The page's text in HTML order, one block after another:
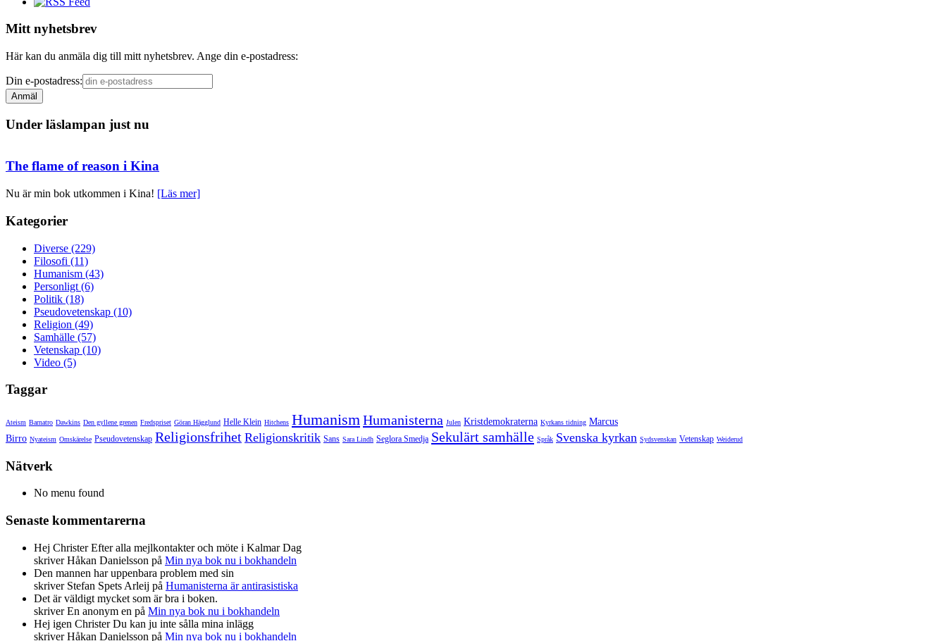
Mitt nyhetsbrev
Här kan du anmäla dig till mitt nyhetsbrev. Ange din e-postadress:
Din e-postadress:
Under läslampan just nu
The flame of reason i Kina
Nu är min bok utkommen i Kina! [Läs mer]
Kategorier
Diverse (229)
Filosofi (11)
Humanism (43)
Personligt (6)
Politik (18)
Pseudovetenskap (10)
Religion (49)
Samhälle (57)
Vetenskap (10)
Video (5)
Taggar
Ateism Barnatro Dawkins Den gyllene grenen Fredspriset Göran Hägglund Helle Klein Hitchens Humanism Humanisterna Julen Kristdemokraterna Kyrkans tidning Marcus
Birro Nyateism Omskärelse Pseudovetenskap Religionsfrihet Religionskritik Sans Sara Lindh Seglora Smedja Sekulärt samhälle Språk Svenska kyrkan Sydsvenskan Vetenskap Weiderud
Nätverk
No menu found
Senaste kommentarerna
Hej Christer Efter alla mejlkontakter och möte i Kalmar Dag
skriver Håkan Danielsson på Min nya bok nu i bokhandeln
Den mannen har uppenbara problem med sin
skriver Stefan Spets Arleij på Humanisterna är antirasistiska
Det är väldigt mycket som är bra i boken.
skriver En anonym en på Min nya bok nu i bokhandeln
Hej igen Christer Du kan ju inte sålla mina inlägg
skriver Håkan Danielsson på Min nya bok nu i bokhandeln